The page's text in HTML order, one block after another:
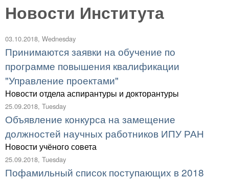
Новости Института
03.10.2018, Wednesday
Принимаются заявки на обучение по
программе повышения квалификации
"Управление проектами"
Новости отдела аспирантуры и докторантуры
25.09.2018, Tuesday
Объявление конкурса на замещение
должностей научных работников ИПУ РАН
Новости учёного совета
25.09.2018, Tuesday
Пофамильный список поступающих в 2018